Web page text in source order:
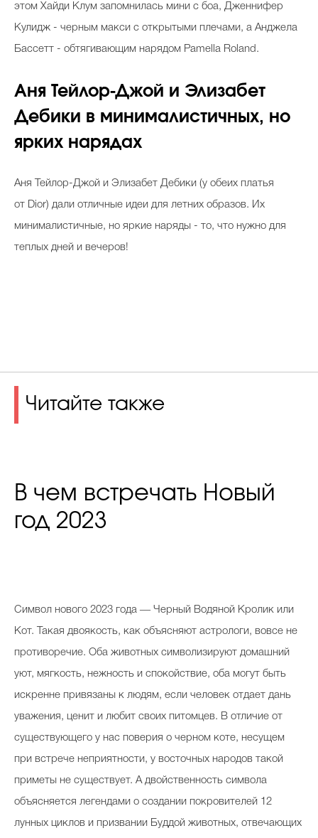
этом Хайди Клум запомнилась мини с боа, Дженнифер
Кулидж - черным макси с открытыми плечами, а Анджела
Бассетт - обтягивающим нарядом Pamella Roland.
Аня Тейлор-Джой и Элизабет
Дебики в минималистичных, но
ярких нарядах
Аня Тейлор-Джой и Элизабет Дебики (у обеих платья
от Dior) дали отличные идеи для летних образов. Их
минималистичные, но яркие наряды - то, что нужно для
теплых дней и вечеров!
Читайте также
В чем встречать Новый
год 2023
Символ нового 2023 года ― Черный Водяной Кролик или
Кот. Такая двоякость, как объясняют астрологи, вовсе не
противоречие. Оба животных символизируют домашний
уют, мягкость, нежность и спокойствие, оба могут быть
искренне привязаны к людям, если человек отдает дань
уважения, ценит и любит своих питомцев. В отличие от
существующего у нас поверия о черном коте, несущем
при встрече неприятности, у восточных народов такой
приметы не существует. А двойственность символа
объясняется легендами о создании покровителей 12
лунных циклов и призвании Буддой животных, отвечающих